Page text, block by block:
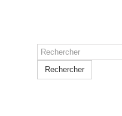
Rechercher